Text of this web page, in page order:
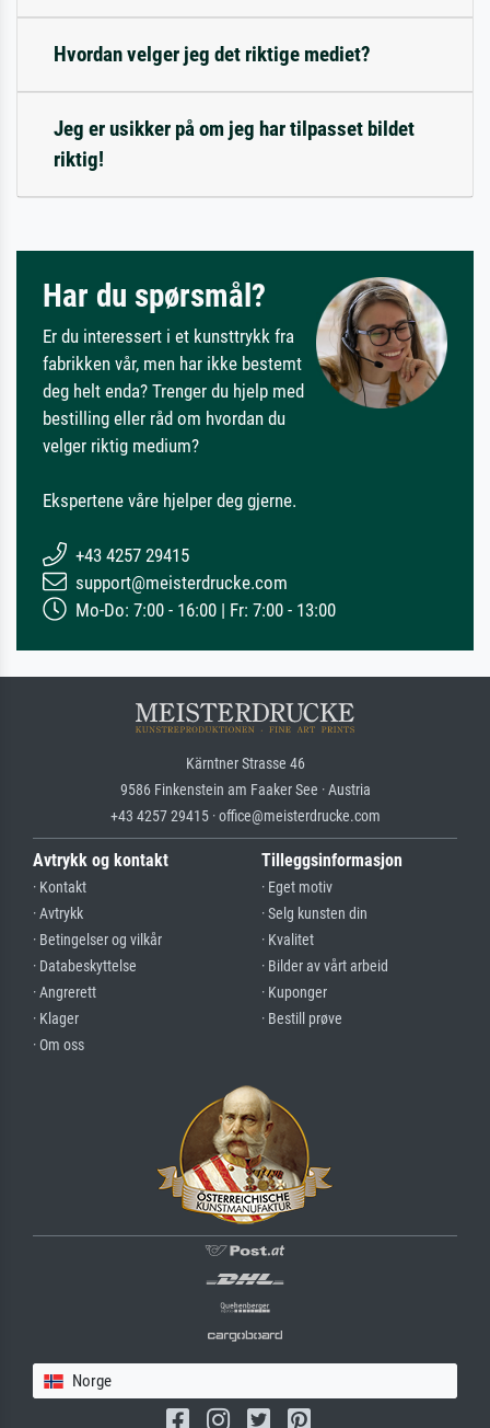
Hvordan velger jeg det riktige mediet?
Jeg er usikker på om jeg har tilpasset bildet
riktig!
Har du spørsmål?
Er du interessert i et kunsttrykk fra
fabrikken vår, men har ikke bestemt
deg helt enda? Trenger du hjelp med
bestilling eller råd om hvordan du
velger riktig medium?
Ekspertene våre hjelper deg gjerne.
+43 4257 29415
support@meisterdrucke.com
Mo-Do: 7:00 - 16:00 | Fr: 7:00 - 13:00
Kärntner Strasse 46
9586 Finkenstein am Faaker See · Austria
+43 4257 29415 · office@meisterdrucke.com
Avtrykk og kontakt
· Kontakt
· Avtrykk
· Betingelser og vilkår
· Databeskyttelse
· Angrerett
· Klager
· Om oss
Tilleggsinformasjon
· Eget motiv
· Selg kunsten din
· Kvalitet
· Bilder av vårt arbeid
· Kuponger
· Bestill prøve
Norge